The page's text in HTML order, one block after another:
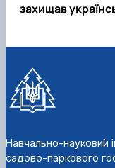
захищав
Навчально-науковий
садово-паркового